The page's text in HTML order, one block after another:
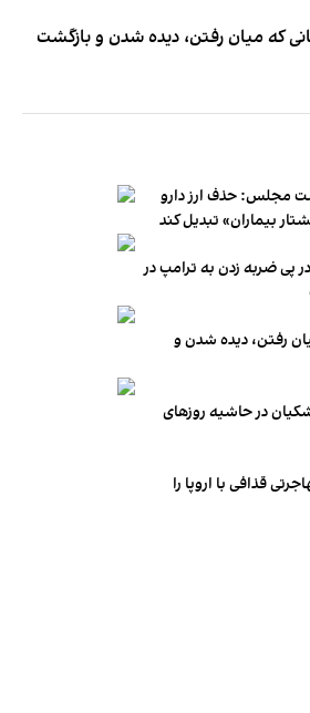
که میان رفتن، دیده شدن و بازگشت
مجلس: حذف ارز دارو
پی ضربه زدن به ترامپ در
رفتن، دیده شدن و
در حاشیه روزهای
قذافی با اروپا را